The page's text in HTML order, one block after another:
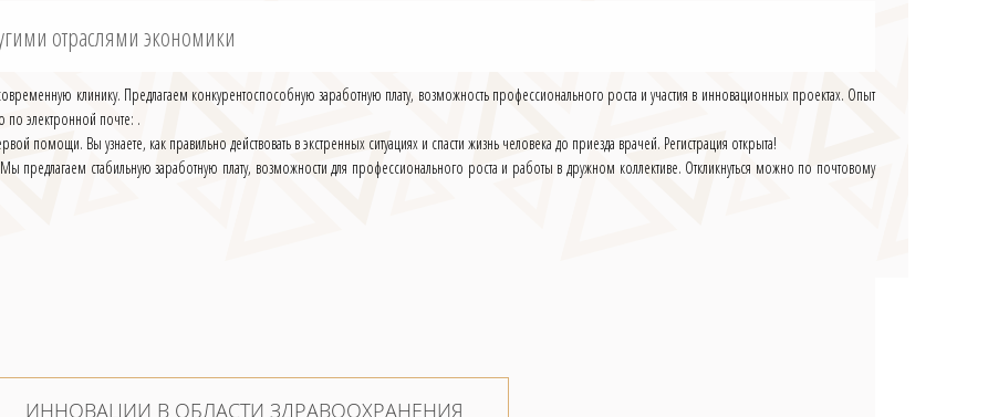
отраслями экономики
клинику. Предлагаем конкурентоспособную заработную плату, возможность профессионального роста и участия в инновационных проектах. Опыт
по электронной почте: .
помощи. Вы узнаете, как правильно действовать в экстренных ситуациях и спасти жизнь человека до приезда врачей. Регистрация открыта!
предлагаем стабильную заработную плату, возможности для профессионального роста и работы в дружном коллективе. Откликнуться можно по почтовому
ИННОВАЦИИ В ОБЛАСТИ ЗДРАВООХРАНЕНИЯ